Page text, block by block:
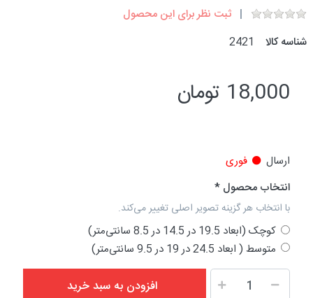
ثبت نظر برای این محصول
شناسه کالا
2421
18,000 تومان
ارسال
فوری
انتخاب محصول
با انتخاب هر گزینه تصویر اصلی تغییر می‌کند.
کوچک (ابعاد 19.5 در 14.5 در 8.5 سانتی‌متر)
متوسط ( ابعاد 24.5 در 19 در 9.5 سانتی‌متر)
افزودن به سبد خرید